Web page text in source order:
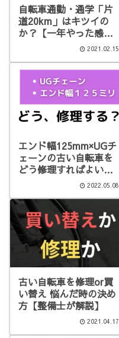
自転車通勤・通学「片
道20km」はキツイの
か？【一年やった感
2021.02.15
エンド幅125mm×UGチ
ェーンの古い自転車を
どう修理すればよい
2022.05.08
古い自転車を修理or買
い替え 悩んだ時の決め
方【整備士が解説】
2021.04.17